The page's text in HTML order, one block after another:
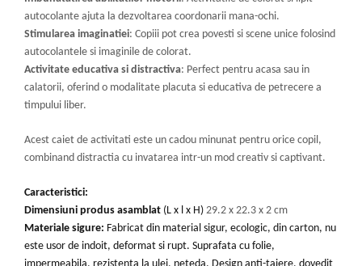
autocolante ajuta la dezvoltarea coordonarii mana-ochi.
Stimularea imaginatiei: Copiii pot crea povesti si scene unice folosind
autocolantele si imaginile de colorat.
Activitate educativa si distractiva: Perfect pentru acasa sau in
calatorii, oferind o modalitate placuta si educativa de petrecere a
timpului liber.
Acest caiet de activitati este un cadou minunat pentru orice copil,
combinand distractia cu invatarea intr-un mod creativ si captivant.
Caracteristici:
Dimensiuni produs asamblat (L x l x H) 29.2 x 22.3 x 2 cm
Materiale sigure: Fabricat din material sigur, ecologic, din carton, nu
este usor de indoit, deformat si rupt. Suprafata cu folie,